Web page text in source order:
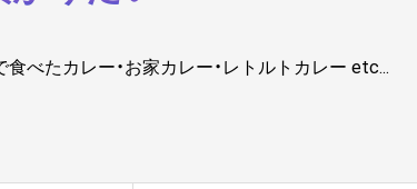
べたカレー・お家カレー・レトルトカレー etc...